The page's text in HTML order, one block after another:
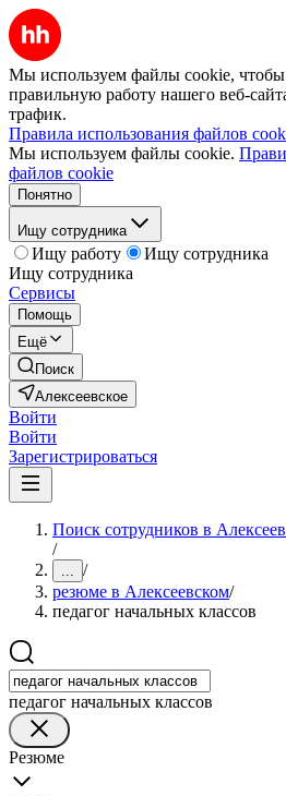
Мы используем файлы cookie, чтобы
правильную работу нашего веб-
трафик.
Правила использования файлов
Мы используем файлы cookie.
файлов cookie
Понятно
Ищу сотрудника
Ищу работу
Ищу сотрудника
Ищу сотрудника
Сервисы
Помощь
Ещё
Поиск
Алексеевское
Войти
Войти
Зарегистрироваться
Поиск сотрудников в
/
... /
резюме в Алексеевском/
педагог начальных классов
педагог начальных классов
Резюме